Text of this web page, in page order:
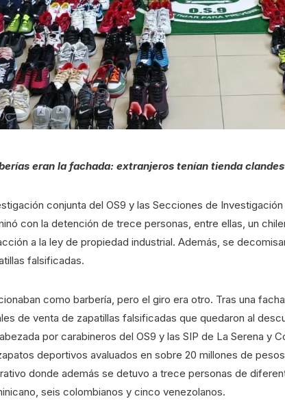
eran la fachada: extranjeros tenían tienda
conjunta del OS9 y las Secciones de
con la detención de trece personas, entre ellas, un
a la ley de propiedad industrial. Además, se
falsificadas.
como barbería, pero el giro era otro. Tras una
de venta de zapatillas falsificadas que quedaron al
por carabineros del OS9 y las SIP de La Serena y
deportivos avaluados en sobre 20 millones de
donde además se detuvo a trece personas de
seis colombianos y cinco venezolanos.